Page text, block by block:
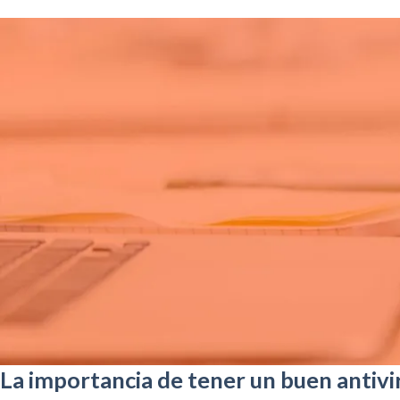
La importancia de tener un buen